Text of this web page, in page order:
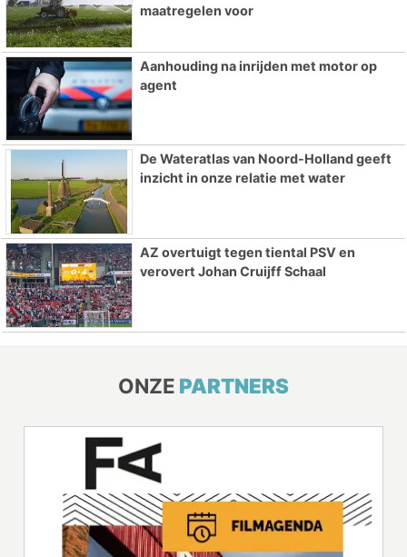
maatregelen voor
Aanhouding na inrijden met motor op
agent
De Wateratlas van Noord-Holland geeft
inzicht in onze relatie met water
AZ overtuigt tegen tiental PSV en
verovert Johan Cruijff Schaal
ONZE PARTNERS